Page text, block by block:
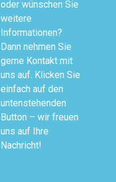
oder wünschen Sie
weitere
Informationen?
Dann nehmen Sie
gerne Kontakt mit
uns auf. Klicken Sie
einfach auf den
untenstehenden
Button – wir freuen
uns auf Ihre
Nachricht!